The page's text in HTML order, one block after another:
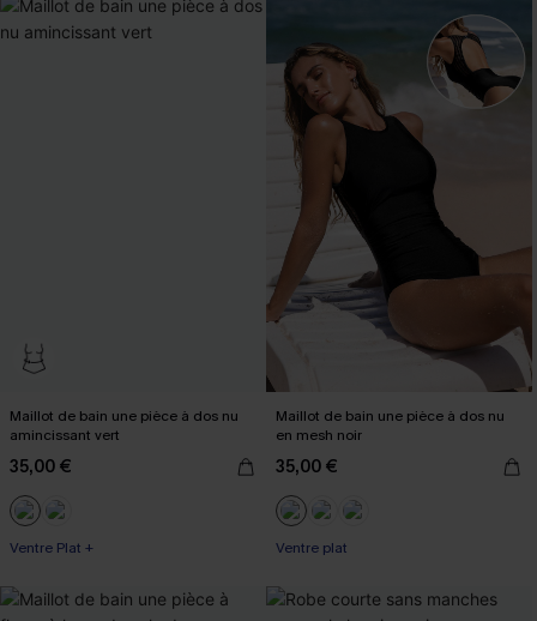
Maillot de bain une pièce à dos nu
amincissant vert
35,00 €
Ventre Plat +
Maillot de bain une pièce à dos nu
en mesh noir
35,00 €
Ventre plat